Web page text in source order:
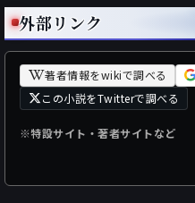
外部リンク
著者情報をwikiで調べる
この小説をTwitterで調べる
※特設サイト・著者サイトなど